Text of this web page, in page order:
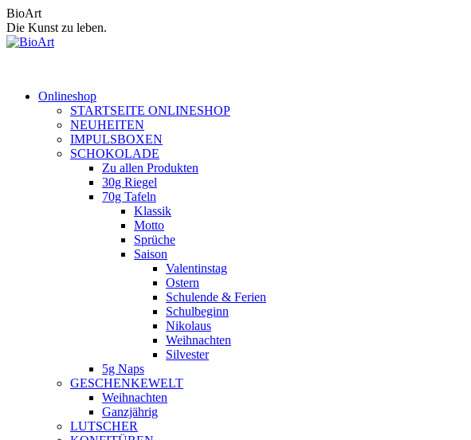
Zum
Inhalt
springen
BioArt
Die Kunst zu leben.
Onlineshop
STARTSEITE ONLINESHOP
NEUHEITEN
IMPULSBOXEN
SCHOKOLADE
Zu allen Produkten
30g Riegel
70g Tafeln
Klassik
Motto
Sprüche
Saison
Valentinstag
Ostern
Schulende & Ferien
Schulbeginn
Nikolaus
Weihnachten
Silvester
5g Naps
GESCHENKEWELT
Weihnachten
Ganzjährig
LUTSCHER